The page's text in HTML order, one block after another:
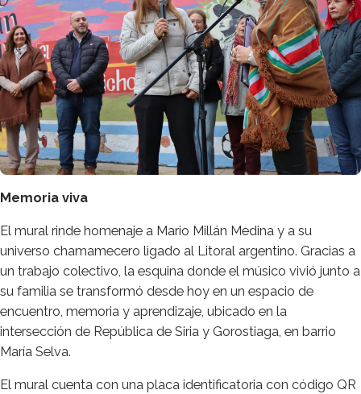
Memoria viva
El mural rinde homenaje a Mario Millán Medina y a su
universo chamamecero ligado al Litoral argentino. Gracias a
un trabajo colectivo, la esquina donde el músico vivió junto a
su familia se transformó desde hoy en un espacio de
encuentro, memoria y aprendizaje, ubicado en la
intersección de República de Siria y Gorostiaga, en barrio
María Selva.
El mural cuenta con una placa identificatoria con código QR